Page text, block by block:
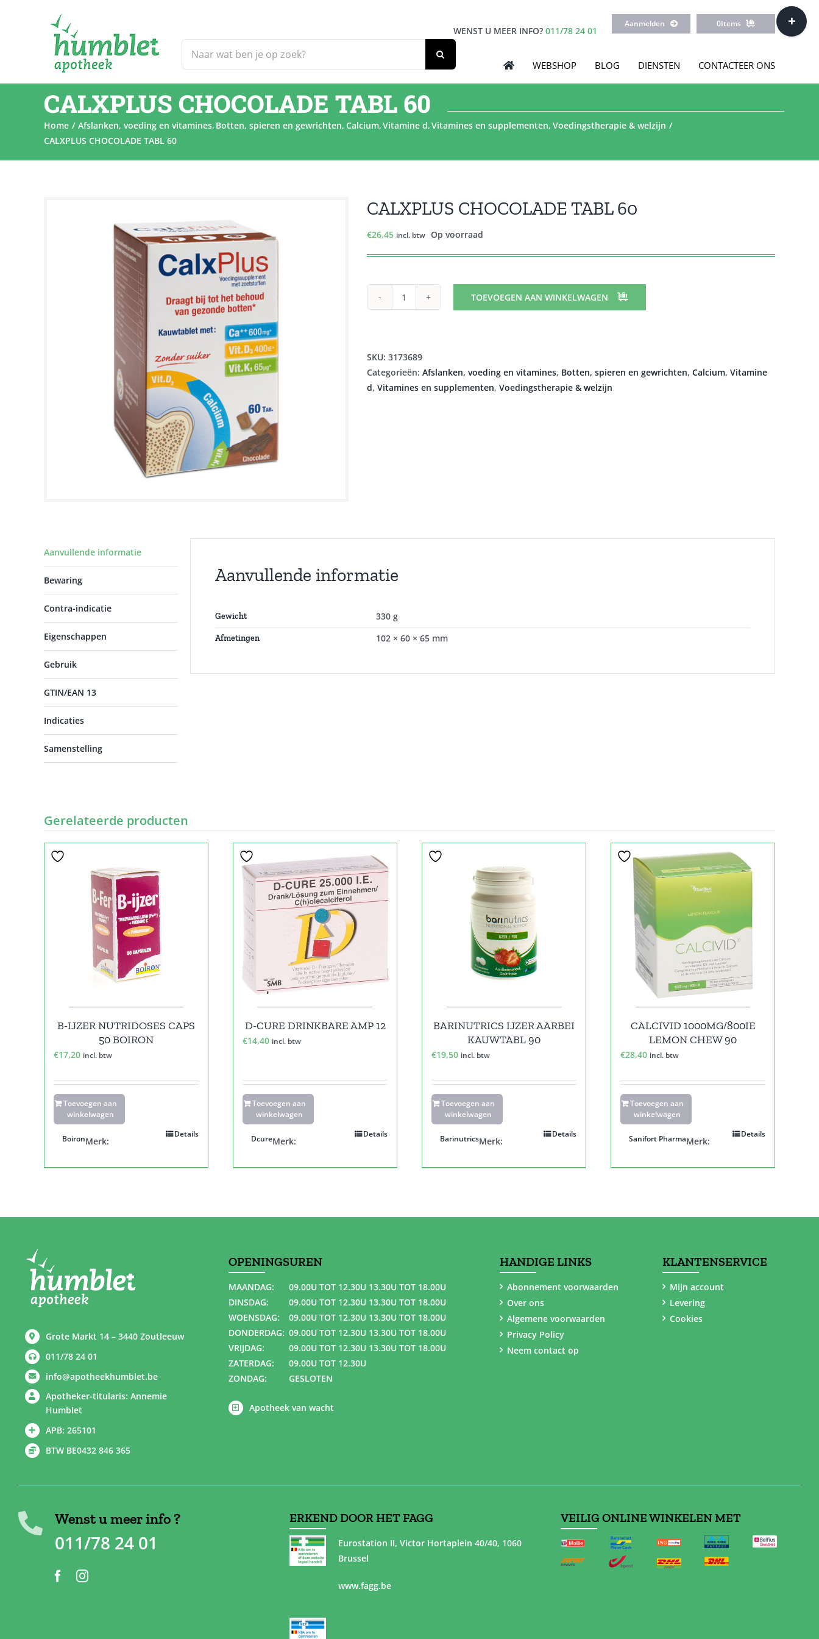
naar:
WENST U MEER INFO? 011/78 24 01
Aanmelden 0Items
WEBSHOP BLOG DIENSTEN CONTACTEER ONS
CALXPLUS CHOCOLADE TABL 60
Home Afslanken, voeding en vitamines Botten, spieren en gewrichten Calcium Vitamine d Vitamines en supplementen Voedingstherapie & welzijn
CALXPLUS CHOCOLADE TABL 60
CALXPLUS CHOCOLADE TABL 60
€26,45 incl. btw Op voorraad
CALXPLUS
TOEVOEGEN AAN WINKELWAGEN
SKU: 3173689
Categorieën: Afslanken, voeding en vitamines, Botten, spieren en gewrichten, Calcium, Vitamine
d, Vitamines en supplementen, Voedingstherapie & welzijn
Aanvullende informatie
Bewaring
Contra-indicatie
Eigenschappen
Gebruik
GTIN/EAN 13
Indicaties
Samenstelling
Aanvullende informatie
Gewicht 330 g
Afmetingen 102 × 60 × 65 mm
Gerelateerde producten
B-IJZER NUTRIDOSES CAPS
50 BOIRON
€17,20 incl. btw
Toevoegen aan
winkelwagen
Details
Merk:
Boiron
D-CURE DRINKBARE AMP 12
€14,40 incl. btw
Toevoegen aan
winkelwagen
Details
Merk:
Dcure
BARINUTRICS IJZER AARBEI
KAUWTABL 90
€19,50 incl. btw
Toevoegen aan
winkelwagen
Details
Merk:
Barinutrics
CALCIVID 1000MG/800IE
LEMON CHEW 90
€28,40 incl. btw
Toevoegen aan
winkelwagen
Details
Merk:
Sanifort Pharma
Grote Markt 14 – 3440 Zoutleeuw
011/78 24 01
info@apotheekhumblet.be
Apotheker-titularis: Annemie
Humblet
APB: 265101
BTW BE0432 846 365
OPENINGSUREN
MAANDAG:
09.00U TOT 12.30U 13.30U TOT 18.00U
DINSDAG:
09.00U TOT 12.30U 13.30U TOT 18.00U
WOENSDAG:
09.00U TOT 12.30U 13.30U TOT 18.00U
DONDERDAG: 09.00U TOT 12.30U 13.30U TOT 18.00U
VRIJDAG:
09.00U TOT 12.30U 13.30U TOT 18.00U
ZATERDAG:
09.00U TOT 12.30U
ZONDAG:
GESLOTEN
Apotheek van wacht
HANDIGE LINKS
Abonnement voorwaarden
Over ons
Algemene voorwaarden
Privacy Policy
Neem contact op
KLANTENSERVICE
Mijn account
Levering
Cookies
Wenst u meer info ?
011/78 24 01
ERKEND DOOR HET FAGG
Eurostation II, Victor Hortaplein 40/40, 1060
Brussel
www.fagg.be
VEILIG ONLINE WINKELEN MET
Toggle
Sliding